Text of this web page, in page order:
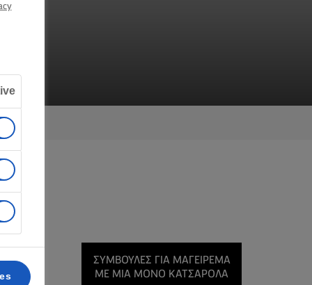
ΣΥΜΒΟΥΛΈΣ ΓΙΑ ΜΑΓΕΊΡΕΜΑ
ΜΕ ΜΙΑ ΜΌΝΟ ΚΑΤΣΑΡΌΛΑ